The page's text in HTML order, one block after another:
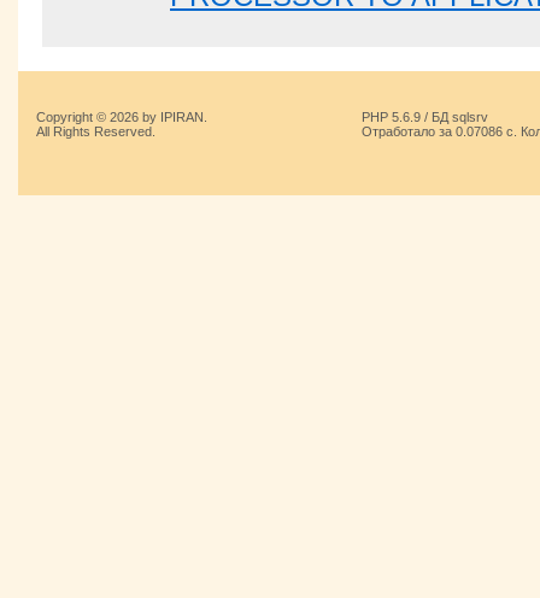
Copyright © 2026 by IPIRAN.
All Rights Reserved.
PHP 5.6.9 / БД sqlsrv
Отработало за 0.07086 с.